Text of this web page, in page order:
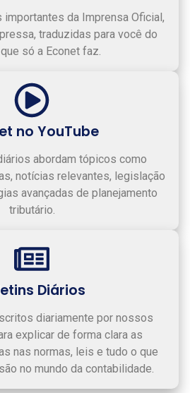
da Imprensa Oficial,
traduzidas para você do
só a Econet faz.
no YouTube
abordam tópicos como
notícias relevantes, legislação
avançadas de planejamento
tributário.
Diários
diariamente por nossos
explicar de forma clara as
nas normas, leis e tudo o que
no mundo da contabilidade.